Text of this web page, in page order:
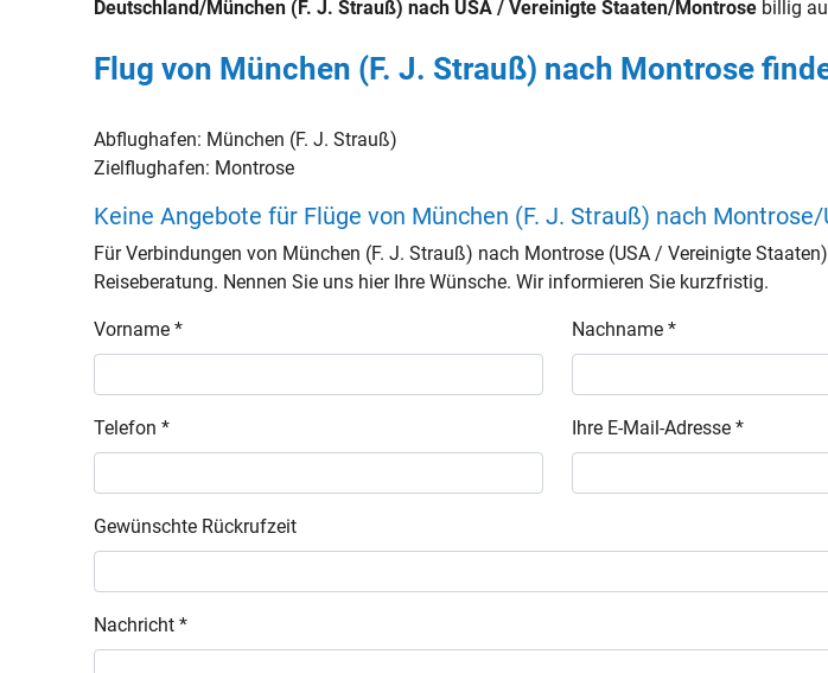
Deutschland/München (F. J. Strauß) nach USA / Vereinigte Staaten/Montrose billig
Flug von München (F. J. Strauß) nach Montrose
Abflughafen: München (F. J. Strauß)
Zielflughafen: Montrose
Keine Angebote für Flüge von München (F. J. Strauß) nach
Für Verbindungen von München (F. J. Strauß) nach Montrose (USA / Vereinigte
Reiseberatung. Nennen Sie uns hier Ihre Wünsche. Wir informieren Sie kurzfristig.
Vorname * Nachname *
Telefon * Ihre E-Mail-Adresse *
Gewünschte Rückrufzeit
Nachricht *